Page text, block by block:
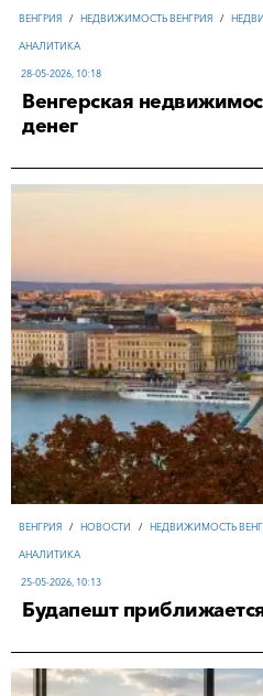
ВЕНГРИЯ / НЕДВИЖИМОСТЬ ВЕНГРИЯ /
АНАЛИТИКА
28-05-2026, 10:18
Венгерская
денег
ВЕНГРИЯ / НОВОСТИ / НЕДВИЖИМОСТЬ
АНАЛИТИКА
25-05-2026, 10:13
Будапешт